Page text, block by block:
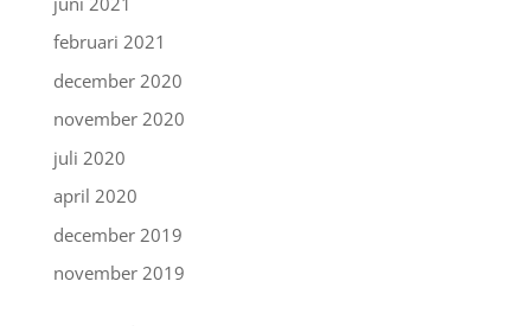
februari 2021
december 2020
november 2020
juli 2020
april 2020
december 2019
november 2019